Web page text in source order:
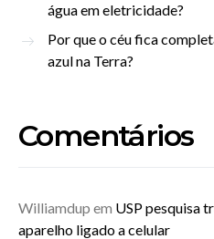
água em eletricidade?
Por que o céu fica
azul na Terra?
Comentários
Williamdup em USP pesquisa
aparelho ligado a celular